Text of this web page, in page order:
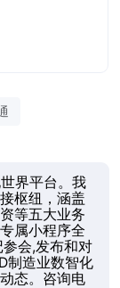
界平台。我
枢纽，涵盖
等五大业务
属小程序全
会,发布和对
制造业数智化
态。咨询电